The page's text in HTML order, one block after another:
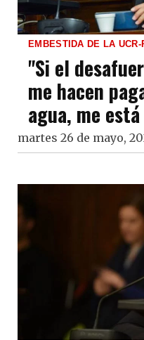
EMBESTIDA DE LA UCR-
"Si el
me hacen
agua, me
martes 26 de mayo,